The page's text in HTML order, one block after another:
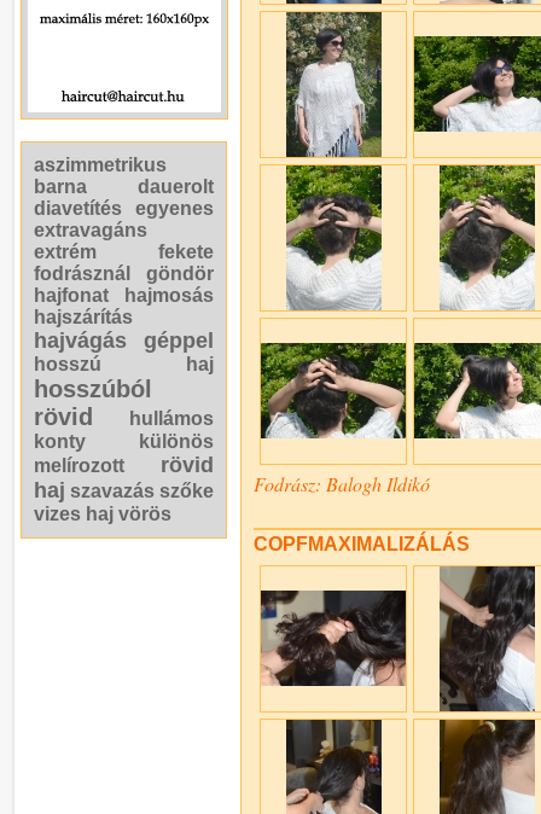
aszimmetrikus
barna
dauerolt
diavetítés
egyenes
extravagáns
extrém
fekete
fodrásznál
göndör
hajfonat
hajmosás
hajszárítás
hajvágás géppel
hosszú haj
hosszúból
rövid
hullámos
konty
különös
melírozott
rövid
haj szavazás szőke
vizes haj vörös
Fodrász: Balogh Ildikó
COPFMAXIMALIZÁLÁS